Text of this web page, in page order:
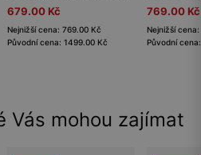
679.00 Kč
Nejnižší cena: 769.00 Kč
Původní cena: 1499.00 Kč
769.00 Kč
Nejnižší
Původní
Vás mohou zajímat